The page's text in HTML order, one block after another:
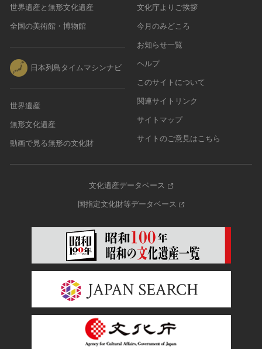
世界遺産と無形文化遺産
全国の美術館・博物館
日本列島タイムマシンナビ
世界遺産
無形文化遺産
動画で見る無形の文化財
文化庁よりご挨拶
今月のみどころ
お知らせ一覧
ヘルプ
このサイトについて
関連サイトリンク
サイトマップ
サイトのご意見はこちら
文化遺産データベース
国指定文化財等データベース